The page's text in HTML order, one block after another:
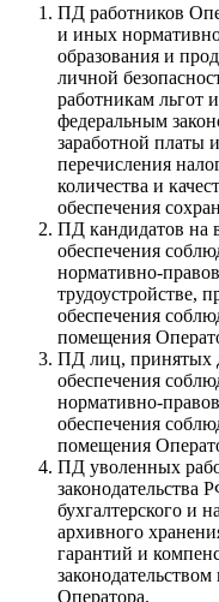
ПД работников
и иных
образования и
личной
работникам льгот
федеральным
заработной платы
перечисления
количества и
обеспечения
ПД кандидатов на
обеспечения
нормативно-
трудоустройстве,
обеспечения
помещения
ПД лиц, принятых
обеспечения
нормативно-
обеспечения
помещения
ПД уволенных
законодательства
бухгалтерского и
архивного
гарантий и
Оператора.